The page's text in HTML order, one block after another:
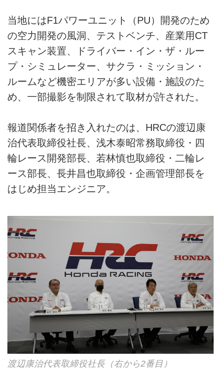
当地にはF1パワーユニット（PU）開発のため
の空力開発の風洞、テストベンチ、産業用CT
スキャン装置、ドライバー・イン・ザ・ルー
プ・シミュレーター、サクラ・ミッション・
ルームなど機密エリアが多い設備・施設のた
め、一部撮影を制限されて取材が許された。
報道関係者を招き入れたのは、HRCの渡辺康
治代表取締役社長、浅木泰昭常務取締役・四
輪レース開発部長、若林慎也取締役・二輪レ
ース部長、長井昌也取締役・企画管理部長を
はじめ担当エンジニア。
渡辺康治代表取締役社長（右から2番目）